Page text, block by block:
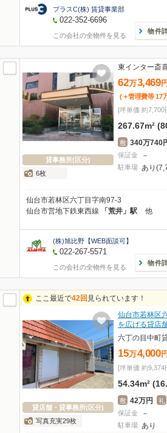
プラスC(株) 賃貸事業部
022-352-6696
この会社の全物件を見る
物件
貸事務所(区分)
6枚
東インター斎
62万3,469 円
(＋管理費等 17
[坪単価 約7,700
267.67m²
敷 340万740
保証金 －
駐車場 あり
仙台市若林区六丁目字南97-3
仙台市営地下鉄東西線 「荒井」駅 他
(株)旭比野【WEB面談可】
022-267-5571
この会社の全物件を見る
物件
ここ最近で42回 見られています！
貸店舗・貸事務所(区分)
写真充実29枚
仙台市若林区
を広げる貸店
六丁の目中町
15万4,000 円
[坪単価 約9,374
54.34m²
敷 42万円 礼
保証金 －
駐車場 あり